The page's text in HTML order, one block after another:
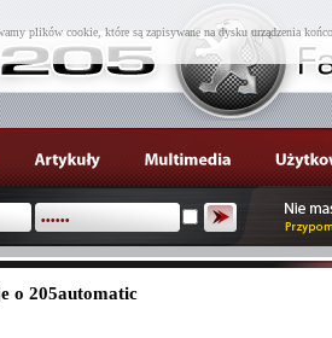
plików cookie, które są zapisywane na dysku urządzenia
o 205automatic